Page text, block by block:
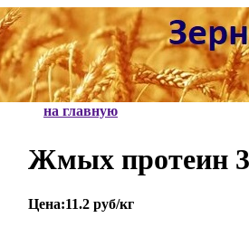
на главную
Жмых протеин
Цена:11.2 руб/кг